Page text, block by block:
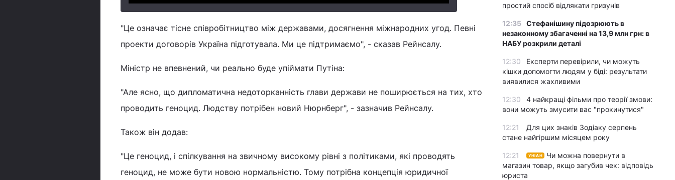
"Це означає тісне співробітництво між державами, досягнення міжнародних угод. Певні
проекти договорів Україна підготувала. Ми це підтримаємо", - сказав Рейнсалу.
Міністр не впевнений, чи реально буде упіймати Путіна:
"Але ясно, що дипломатична недоторканність глави держави не поширюється на тих, хто
проводить геноцид. Людству потрібен новий Нюрнберг", - зазначив Рейнсалу.
Також він додав:
"Це геноцид, і спілкування на звичному високому рівні з політиками, які проводять
геноцид, не може бути новою нормальністю. Тому потрібна концепція юридичної
простий спосіб відлякати гризунів
12:35 Стефанішину підозрюють в
незаконному збагаченні на 13,9 млн грн: в
НАБУ розкрили деталі
12:30
Експерти перевірили, чи можуть
кішки допомогти людям у біді: результати
виявилися жахливими
12:30
4 найкращі фільми про теорії змови:
вони можуть змусити вас "прокинутися"
12:21
Для цих знаків Зодіаку серпень
стане найгіршим місяцем року
12:21 УНІАН
Чи можна повернути в
магазин товар, якщо загубив чек: відповідь
юриста